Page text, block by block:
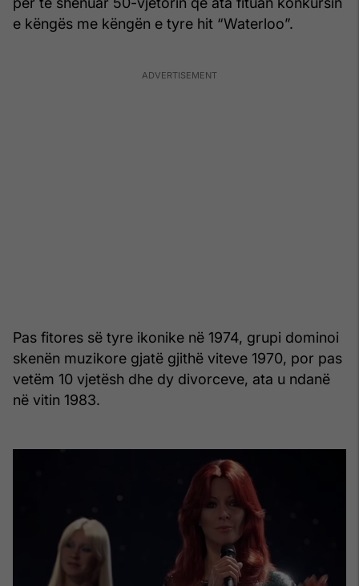
e këngës me këngën e tyre hit “Waterloo”.
Pas fitores së tyre ikonike në 1974, grupi dominoi
skenën muzikore gjatë gjithë viteve 1970, por pas
vetëm 10 vjetësh dhe dy divorceve, ata u ndanë
në vitin 1983.